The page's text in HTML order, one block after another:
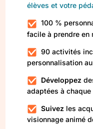
élèves et votre
100 %
facile à prendre en
90 activités
personnalisation
Développez
adaptées à chaque
Suivez les
visionnage animé